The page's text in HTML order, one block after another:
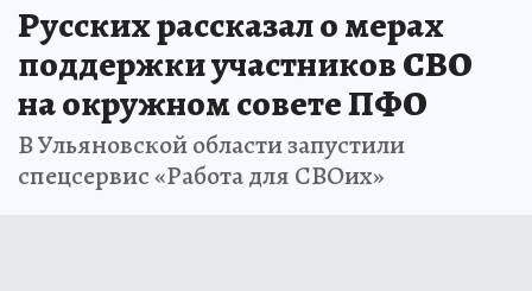
Русских рассказал о мерах
поддержки участников СВО
на окружном совете ПФО
В Ульяновской области запустили
спецсервис «Работа для СВОих»